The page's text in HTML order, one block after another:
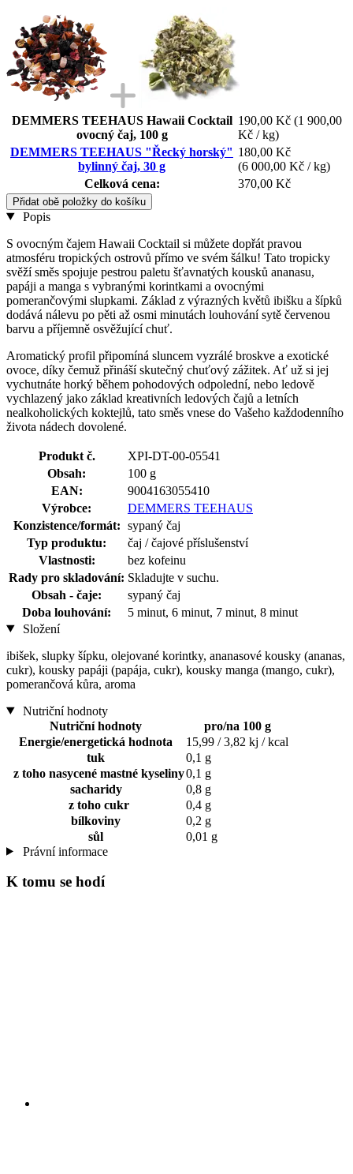
DEMMERS TEEHAUS Hawaii Cocktail
ovocný čaj, 100 g
190,00 Kč (1 900,00
Kč / kg)
DEMMERS TEEHAUS "Řecký horský"
bylinný čaj, 30 g
180,00 Kč
(6 000,00 Kč / kg)
Celková cena:
370,00 Kč
Přidat obě položky do košíku
Popis
S ovocným čajem Hawaii Cocktail si můžete dopřát pravou
atmosféru tropických ostrovů přímo ve svém šálku! Tato tropicky
svěží směs spojuje pestrou paletu šťavnatých kousků ananasu,
papáji a manga s vybranými korintkami a ovocnými
pomerančovými slupkami. Základ z výrazných květů ibišku a šípků
dodává nálevu po pěti až osmi minutách louhování sytě červenou
barvu a příjemně osvěžující chuť.
Aromatický profil připomíná sluncem vyzrálé broskve a exotické
ovoce, díky čemuž přináší skutečný chuťový zážitek. Ať už si jej
vychutnáte horký během pohodových odpolední, nebo ledově
vychlazený jako základ kreativních ledových čajů a letních
nealkoholických koktejlů, tato směs vnese do Vašeho každodenního
života nádech dovolené.
Produkt č.
XPI-DT-00-05541
Obsah:
100 g
EAN:
9004163055410
Výrobce:
DEMMERS TEEHAUS
Konzistence/formát: sypaný čaj
Typ produktu:
čaj / čajové příslušenství
Vlastnosti:
bez kofeinu
Rady pro skladování: Skladujte v suchu.
Obsah - čaje:
sypaný čaj
Doba louhování:
5 minut, 6 minut, 7 minut, 8 minut
Složení
ibišek, slupky šípku, olejované korintky, ananasové kousky (ananas,
cukr), kousky papáji (papája, cukr), kousky manga (mango, cukr),
pomerančová kůra, aroma
Nutriční hodnoty
Nutriční hodnoty
pro/na 100 g
Energie/energetická hodnota
15,99 / 3,82 kj / kcal
tuk
0,1 g
z toho nasycené mastné kyseliny0,1 g
sacharidy
0,8 g
z toho cukr
0,4 g
bílkoviny
0,2 g
sůl
0,01 g
Právní informace
K tomu se hodí